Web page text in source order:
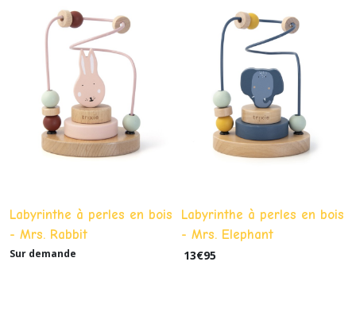
Labyrinthe à perles en bois
- Mrs. Rabbit
Sur demande
Labyrinthe à perles en bois
- Mrs. Elephant
13€95